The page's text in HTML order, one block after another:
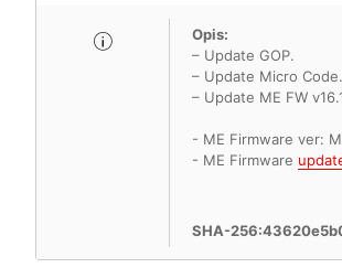
Opis:
– Update GOP.
– Update Micro Code.
– Update ME FW
- ME Firmware ver:
- ME Firmware
SHA-